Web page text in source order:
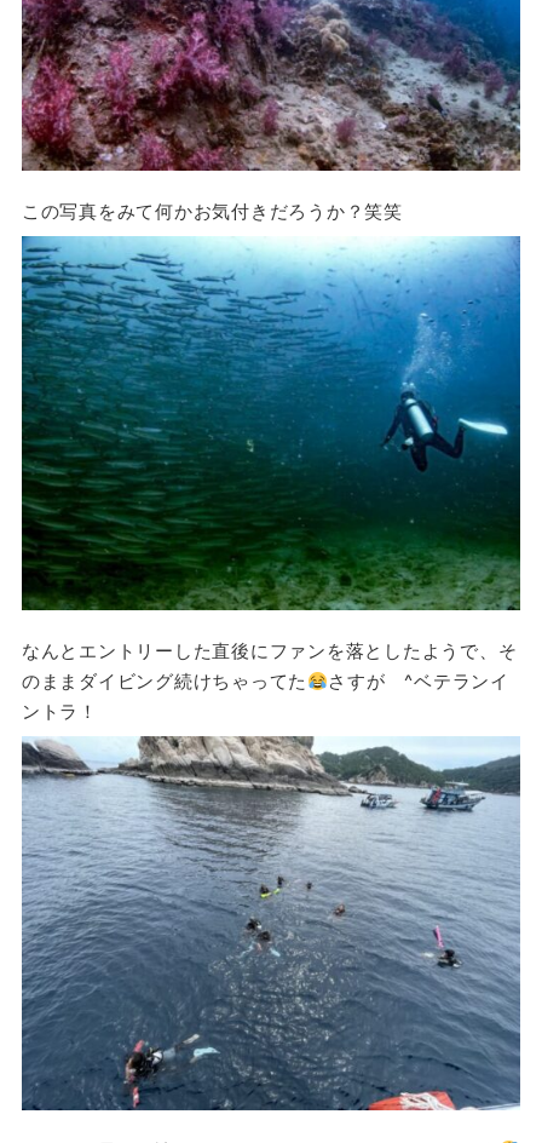
この写真をみて何かお気付きだろうか？笑笑
なんとエントリーした直後にファンを落としたようで、そ
のままダイビング続けちゃってた
さすが ^ベテランイ
ントラ！